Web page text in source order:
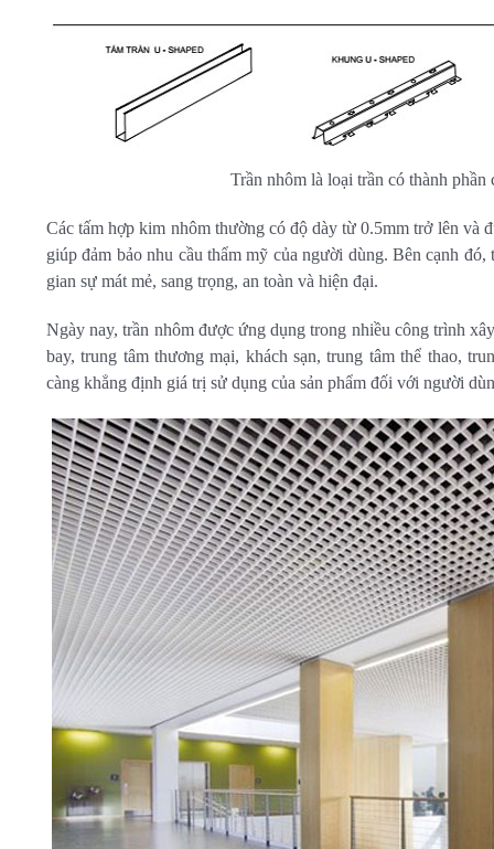
Trần nhôm là loại trần có thành
Các tấm hợp kim nhôm thường có độ dày từ 0.5mm trở lên và
giúp đảm bảo nhu cầu thẩm mỹ của người dùng. Bên cạnh
gian sự mát mẻ, sang trọng, an toàn và hiện đại.
Ngày nay, trần nhôm được ứng dụng trong nhiều công trình
bay, trung tâm thương mại, khách sạn, trung tâm thể thao,
càng khẳng định giá trị sử dụng của sản phẩm đối với người